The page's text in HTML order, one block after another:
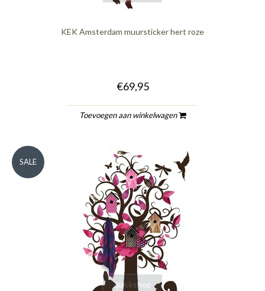
KEK Amsterdam muursticker hert roze
€69,95
Toevoegen aan winkelwagen
quickshop
SALE